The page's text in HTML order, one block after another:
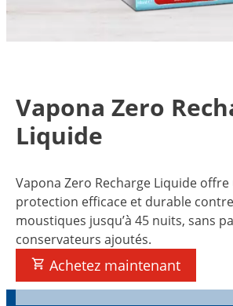
Vapona Zero
Liquide
Vapona Zero Recharge Liquide offre
protection efficace et durable
moustiques jusqu’à 45 nuits, sans
conservateurs ajoutés.
Achetez maintenant